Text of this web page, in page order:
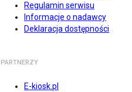
Regulamin serwisu
Informacje o nadawcy
Deklaracja dostępności
PARTNERZY
E-kiosk.pl